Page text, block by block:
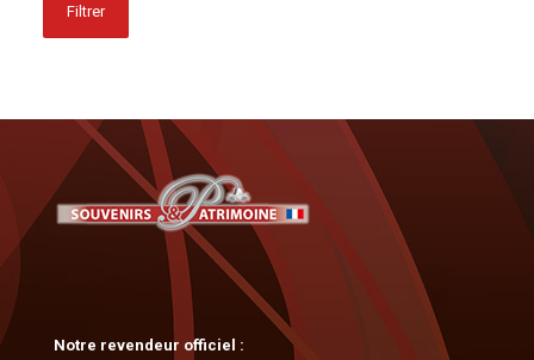
Filtrer
Notre revendeur officiel :